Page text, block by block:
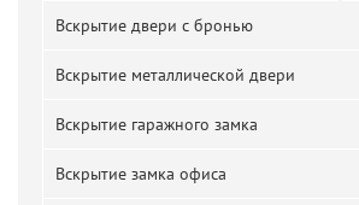
Вскрытие двери с бронью
Вскрытие металлической двери
Вскрытие гаражного замка
Вскрытие замка офиса